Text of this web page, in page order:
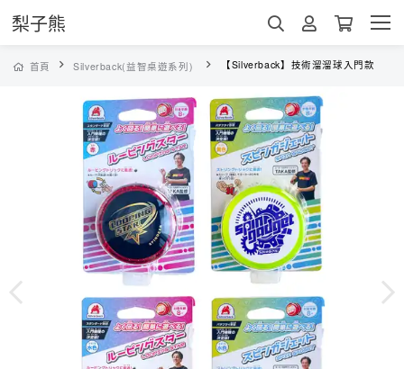
梨子熊
首頁 Silverback(益智桌遊系列) 【Silverback】技術溜溜球入門款